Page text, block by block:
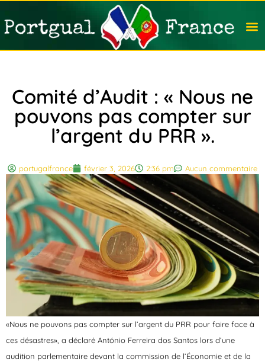
Comité d’Audit : « Nous ne
pouvons pas compter sur
l’argent du PRR ».
portugalfrance février 3, 2026 2:36 pm Aucun commentaire
«Nous ne pouvons pas compter sur l’argent du PRR pour faire face à
ces désastres», a déclaré António Ferreira dos Santos lors d’une
audition parlementaire devant la commission de l’Économie et de la